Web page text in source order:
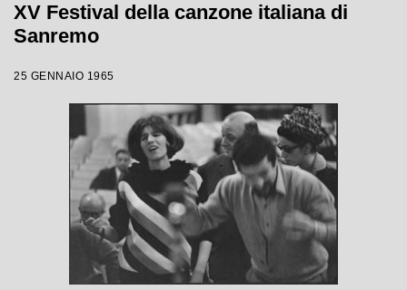
XV Festival della canzone italiana di
Sanremo
25 GENNAIO 1965